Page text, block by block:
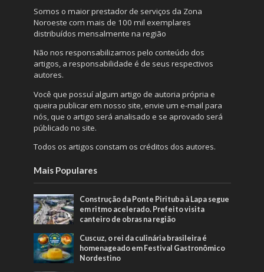
Somos o maior prestador de serviços da Zona
Noroeste com mais de 100 mil exemplares
distribuídos mensalmente na região
Não nos responsabilizamos pelo conteúdo dos
artigos, a responsabilidade é de seus respectivos
autores.
Você que possuí algum artigo de autoria própria e
queira publicar em nosso site, envie um e-mail para
nós, que o artigo será analisado e se aprovado será
públicado no site.
Todos os artigos constam os créditos dos autores.
Mais Populares
Construção da Ponte Pirituba à Lapa segue
em ritmo acelerado. Prefeito visita
canteiro de obras na região
Cuscuz, o rei da culinária brasileira é
homenageado em Festival Gastronômico
Nordestino